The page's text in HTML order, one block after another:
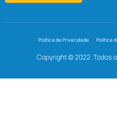
Política de Privacidade Política
Copyright © 2022. Todos